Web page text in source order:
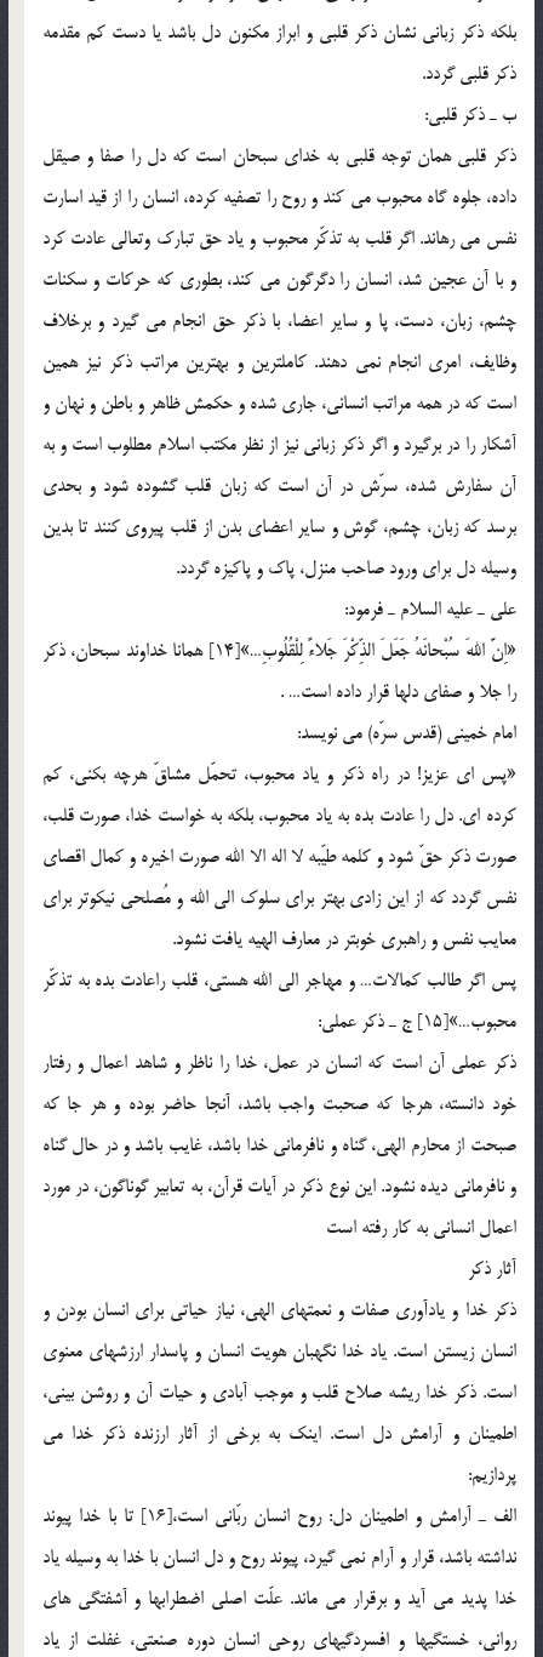
بلكه ذكر زباني نشان ذكر قلبي و ابراز مكنون دل باشد يا دست كم مقدمه
ذكر قلبي گردد.
ب ـ ذكر قلبي:
ذكر قلبي همان توجه قلبي به خداي سبحان است كه دل را صفا و صيقل
داده، جلوه گاه محبوب مي كند و روح را تصفيه كرده، انسان را از قيد اسارت
نفس مي رهاند. اگر قلب به تذكّر محبوب و ياد حق تبارك وتعالي عادت كرد
و با آن عجين شد، انسان را دگرگون مي كند، بطوري كه حركات و سكنات
چشم، زبان، دست، پا و ساير اعضا، با ذكر حق انجام مي گيرد و برخلاف
وظايف، امري انجام نمي دهند. كاملترين و بهترين مراتب ذكر نيز همين
است كه در همه مراتب انساني، جاري شده و حكمش ظاهر و باطن و نهان و
آشكار را در برگيرد و اگر ذكر زباني نيز از نظر مكتب اسلام مطلوب است و به
آن سفارش شده، سرّش در آن است كه زبان قلب گشوده شود و بحدي
برسد كه زبان، چشم، گوش و ساير اعضاي بدن از قلب پيروي كنند تا بدين
وسيله دل براي ورود صاحب منزل، پاك و پاكيزه گردد.
علي ـ عليه السلام ـ فرمود:
«اِنَّ اللهَ سُبْحانَهُ جَعَلَ الذِّكْرَ جَلاءً لِلْقُلُوبِ…»[14] همانا خداوند سبحان، ذكر
را جلا و صفاي دلها قرار داده است… .
امام خميني (قدس سرّه) مي نويسد:
«پس اي عزيز! در راه ذكر و ياد محبوب، تحمّل مشاقّ هرچه بكني، كم
كرده اي. دل را عادت بده به ياد محبوب، بلكه به خواست خدا، صورت قلب،
صورت ذكر حقّ شود و كلمه طيّبه لا اله الا الله صورت اخيره و كمال اقصاي
نفس گردد كه از اين زادي بهتر براي سلوك الي الله و مُصلحي نيكوتر براي
معايب نفس و راهبري خوبتر در معارف الهيه يافت نشود.
پس اگر طالب كمالات… و مهاجر الي الله هستي، قلب راعادت بده به تذكّر
محبوب…»[15] ج ـ ذكر عملي:
ذكر عملي آن است كه انسان در عمل، خدا را ناظر و شاهد اعمال و رفتار
خود دانسته، هرجا كه صحبت واجب باشد، آنجا حاضر بوده و هر جا كه
صبحت از محارم الهي، گناه و نافرماني خدا باشد، غايب باشد و در حال گناه
و نافرماني ديده نشود. اين نوع ذكر در آيات قرآن، به تعابير گوناگون، در مورد
اعمال انساني به كار رفته است
آثار ذكر
ذكر خدا و يادآوري صفات و نعمتهاي الهي، نياز حياتي براي انسان بودن و
انسان زيستن است. ياد خدا نگهبان هويت انسان و پاسدار ارزشهاي معنوي
است. ذكر خدا ريشه صلاح قلب و موجب آبادي و حيات آن و روشن بيني،
اطمينان و آرامش دل است. اينك به برخي از آثار ارزنده ذكر خدا مي
پردازيم:
الف ـ آرامش و اطمينان دل: روح انسان ربّاني است،[16] تا با خدا پيوند
نداشته باشد، قرار و آرام نمي گيرد، پيوند روح و دل انسان با خدا به وسيله ياد
خدا پديد مي آيد و برقرار مي ماند. علّت اصلي اضطرابها و آشفتگي هاي
رواني، خستگيها و افسردگيهاي روحي انسان دوره صنعتي، غفلت از ياد